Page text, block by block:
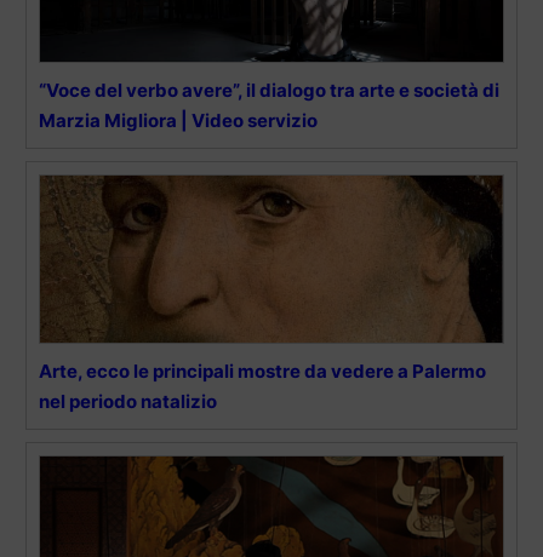
“Voce del verbo avere”, il dialogo tra arte e società di
Marzia Migliora | Video servizio
Arte, ecco le principali mostre da vedere a Palermo
nel periodo natalizio